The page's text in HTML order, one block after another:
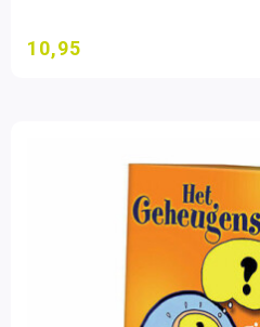
10,95